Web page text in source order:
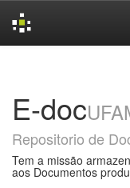
E-doc
Repositorio de
Tem a missão
aos Documentos